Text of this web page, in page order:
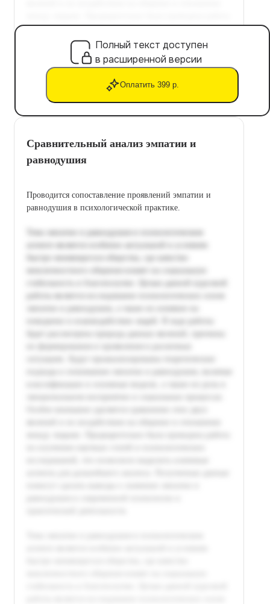
Полный текст доступен
в расширенной версии
Оплатить 399 р.
Сравнительный анализ эмпатии и
равнодушия
Проводится сопоставление проявлений эмпатии и
равнодушия в психологической практике.